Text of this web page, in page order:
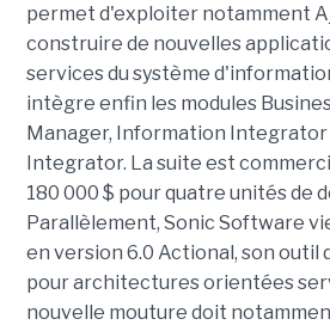
permet d'exploiter notamment
construire de nouvelles
services du système
intègre enfin les modules
Manager, Information
Integrator. La suite est
180 000 $ pour quatre unités de
Parallèlement, Sonic Software
en version 6.0 Actional, son outil
pour architectures orientées
nouvelle mouture doit